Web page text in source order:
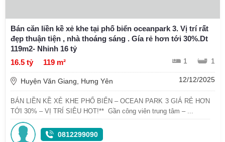
Bán căn liền kề xẻ khe tại phố biển oceanpark 3. Vị trí rất
đẹp thuận tiện , nhà thoáng sáng . Gía rẻ hơn tới 30%.Dt
119m2- Nhỉnh 16 tỷ
16.5 tỷ
119 m² 1 1
Huyện Văn Giang, Hưng Yên 12/12/2025
BÁN LIỀN KỀ XẺ KHE PHỐ BIỂN – OCEAN PARK 3 GIÁ RẺ HƠN
TỚI 30% – VỊ TRÍ SIÊU HOT!** Gần công viên trung tâm – ...
0812299090